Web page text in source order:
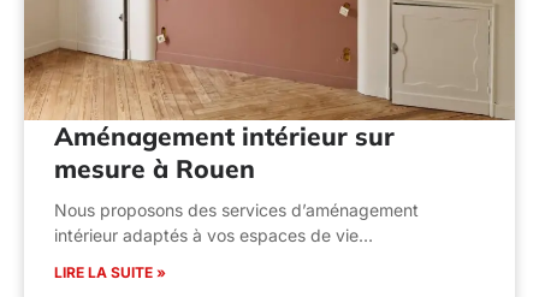
Aménagement intérieur sur
mesure à Rouen
Nous proposons des services d’aménagement
intérieur adaptés à vos espaces de vie…
LIRE LA SUITE »